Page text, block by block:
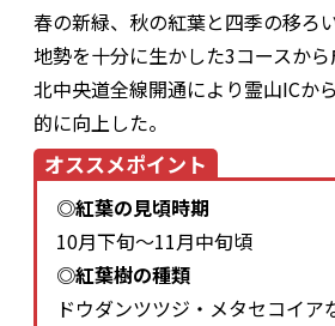
春の新緑、秋の紅葉と四季の移ろ
地勢を十分に生かした3コースか
北中央道全線開通により霊山ICか
的に向上した。
オススメポイント
◎紅葉の見頃時期
10月下旬～11月中旬頃
◎紅葉樹の種類
ドウダンツツジ・メタセコイア